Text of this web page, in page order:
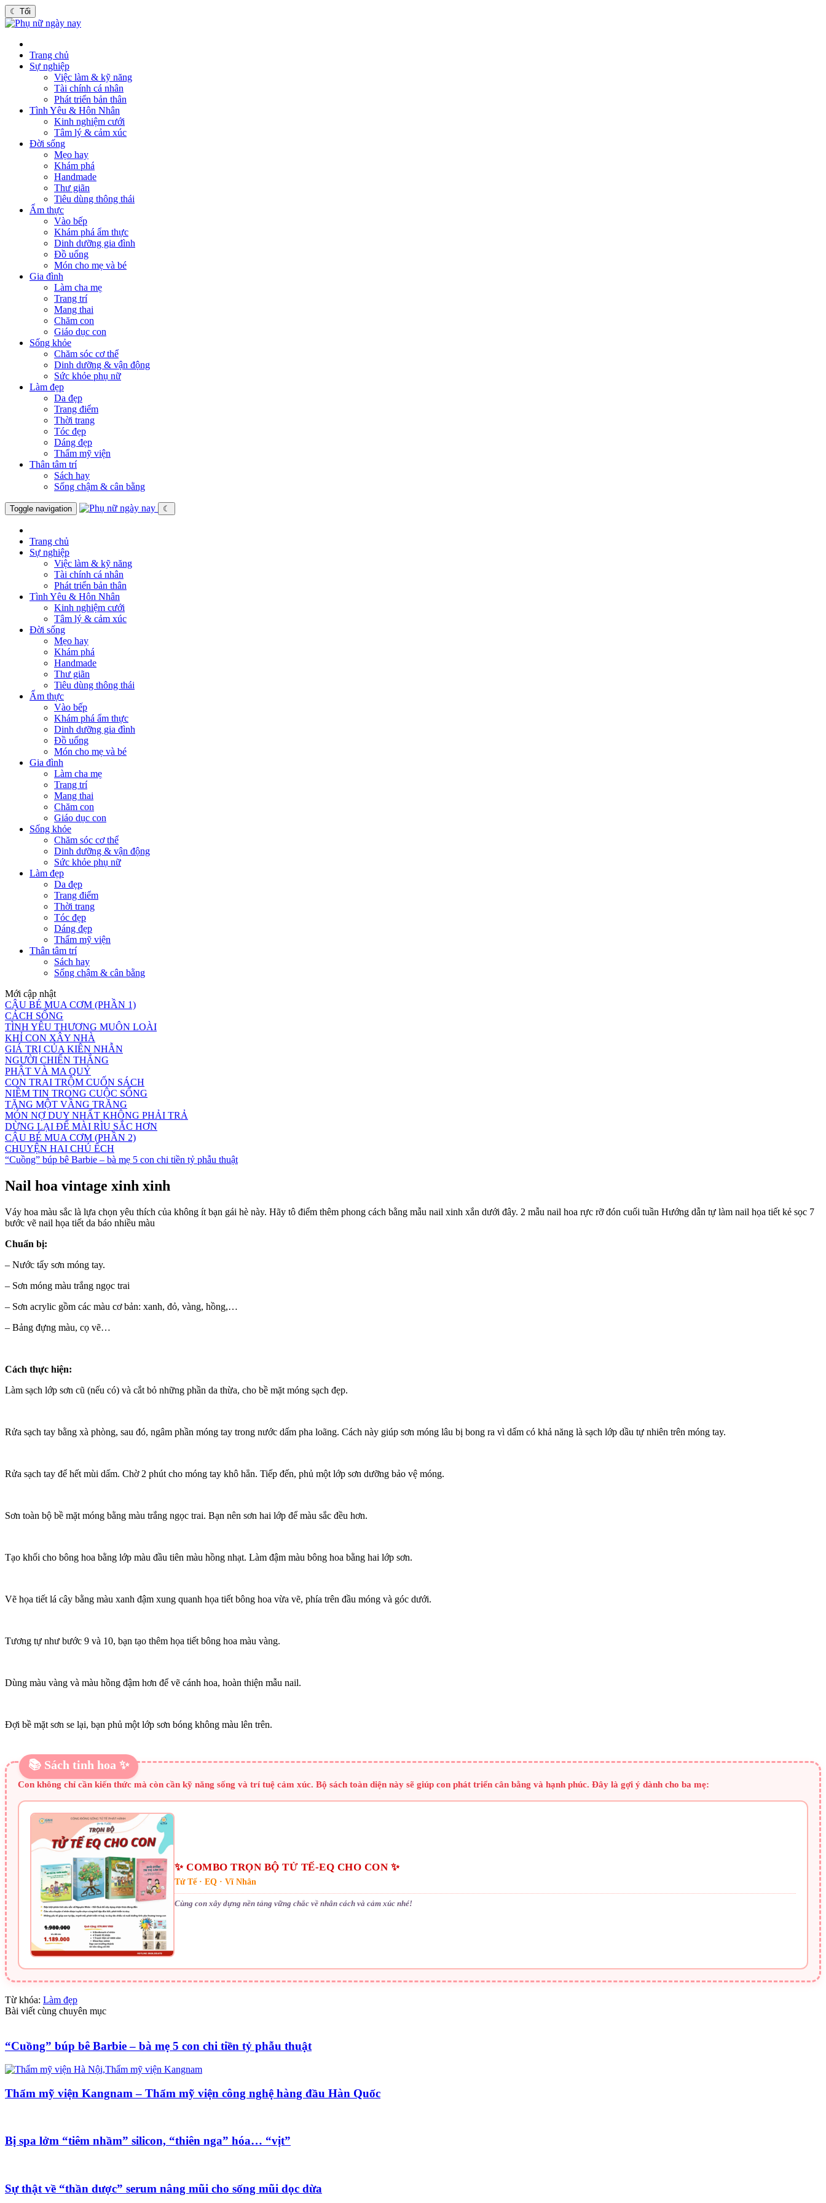
☾ Tối
Trang chủ
Sự nghiệp
Việc làm & kỹ năng
Tài chính cá nhân
Phát triển bản thân
Tình Yêu & Hôn Nhân
Kinh nghiệm cưới
Tâm lý & cảm xúc
Đời sống
Mẹo hay
Khám phá
Handmade
Thư giãn
Tiêu dùng thông thái
Ẩm thực
Vào bếp
Khám phá ẩm thực
Dinh dưỡng gia đình
Đồ uống
Món cho mẹ và bé
Gia đình
Làm cha mẹ
Trang trí
Mang thai
Chăm con
Giáo dục con
Sống khỏe
Chăm sóc cơ thể
Dinh dưỡng & vận động
Sức khỏe phụ nữ
Làm đẹp
Da đẹp
Trang điểm
Thời trang
Tóc đẹp
Dáng đẹp
Thẩm mỹ viện
Thân tâm trí
Sách hay
Sống chậm & cân bằng
Toggle navigation ☾
Trang chủ
Sự nghiệp
Việc làm & kỹ năng
Tài chính cá nhân
Phát triển bản thân
Tình Yêu & Hôn Nhân
Kinh nghiệm cưới
Tâm lý & cảm xúc
Đời sống
Mẹo hay
Khám phá
Handmade
Thư giãn
Tiêu dùng thông thái
Ẩm thực
Vào bếp
Khám phá ẩm thực
Dinh dưỡng gia đình
Đồ uống
Món cho mẹ và bé
Gia đình
Làm cha mẹ
Trang trí
Mang thai
Chăm con
Giáo dục con
Sống khỏe
Chăm sóc cơ thể
Dinh dưỡng & vận động
Sức khỏe phụ nữ
Làm đẹp
Da đẹp
Trang điểm
Thời trang
Tóc đẹp
Dáng đẹp
Thẩm mỹ viện
Thân tâm trí
Sách hay
Sống chậm & cân bằng
Mới cập nhật
CẬU BÉ MUA CƠM (PHẦN 1)
CÁCH SỐNG
TÌNH YÊU THƯƠNG MUÔN LOÀI
KHỈ CON XÂY NHÀ
GIÁ TRỊ CỦA KIÊN NHẪN
NGƯỜI CHIẾN THẮNG
PHẬT VÀ MA QUỶ
CON TRAI TRỘM CUỐN SÁCH
NIỀM TIN TRONG CUỘC SỐNG
TẶNG MỘT VẦNG TRĂNG
MÓN NỢ DUY NHẤT KHÔNG PHẢI TRẢ
DỪNG LẠI ĐỂ MÀI RÌU SẮC HƠN
CẬU BÉ MUA CƠM (PHẦN 2)
CHUYỆN HAI CHÚ ẾCH
“Cuồng” búp bê Barbie – bà mẹ 5 con chi tiền tỷ phẫu thuật
Nail hoa vintage xinh xinh
Váy hoa màu sắc là lựa chọn yêu thích của không ít bạn gái hè này. Hãy tô điểm thêm phong cách bằng mẫu nail xinh xắn dưới đây. 2 mẫu nail hoa rực rỡ đón cuối tuần Hướng dẫn tự làm nail họa tiết kẻ sọc 7
bước vẽ nail họa tiết da báo nhiều màu
Chuẩn bị:
– Nước tẩy sơn móng tay.
– Sơn móng màu trắng ngọc trai
– Sơn acrylic gồm các màu cơ bản: xanh, đỏ, vàng, hồng,…
– Bảng đựng màu, cọ vẽ…
Cách thực hiện:
Làm sạch lớp sơn cũ (nếu có) và cắt bỏ những phần da thừa, cho bề mặt móng sạch đẹp.
Rửa sạch tay bằng xà phòng, sau đó, ngâm phần móng tay trong nước dấm pha loãng. Cách này giúp sơn móng lâu bị bong ra vì dấm có khả năng là sạch lớp dầu tự nhiên trên móng tay.
Rửa sạch tay để hết mùi dấm. Chờ 2 phút cho móng tay khô hẳn. Tiếp đến, phủ một lớp sơn dưỡng bảo vệ móng.
Sơn toàn bộ bề mặt móng bằng màu trắng ngọc trai. Bạn nên sơn hai lớp để màu sắc đều hơn.
Tạo khối cho bông hoa bằng lớp màu đầu tiên màu hồng nhạt. Làm đậm màu bông hoa bằng hai lớp sơn.
Vẽ họa tiết lá cây bằng màu xanh đậm xung quanh họa tiết bông hoa vừa vẽ, phía trên đầu móng và góc dưới.
Tương tự như bước 9 và 10, bạn tạo thêm họa tiết bông hoa màu vàng.
Dùng màu vàng và màu hồng đậm hơn để vẽ cánh hoa, hoàn thiện mẫu nail.
Đợi bề mặt sơn se lại, bạn phủ một lớp sơn bóng không màu lên trên.
📚 Sách tinh hoa ✨
Con không chỉ cần kiến thức mà còn cần kỹ năng sống và trí tuệ cảm xúc. Bộ sách toàn diện này sẽ giúp con phát triển cân bằng và hạnh phúc. Đây là gợi ý dành cho ba mẹ:
✨ COMBO TRỌN BỘ TỬ TẾ-EQ CHO CON ✨
Tử Tế · EQ · Vĩ Nhân
Cùng con xây dựng nền tảng vững chắc về nhân cách và cảm xúc nhé!
Từ khóa: Làm đẹp
Bài viết cùng chuyên mục
“Cuồng” búp bê Barbie – bà mẹ 5 con chi tiền tỷ phẫu thuật
Thẩm mỹ viện Kangnam – Thẩm mỹ viện công nghệ hàng đầu Hàn Quốc
Bị spa lởm “tiêm nhầm” silicon, “thiên nga” hóa… “vịt”
Sự thật về “thần dược” serum nâng mũi cho sống mũi dọc dừa